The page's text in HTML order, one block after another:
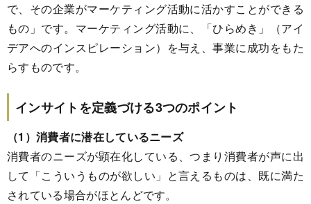
で、その企業がマーケティング活動に活かすことができる
もの」です。マーケティング活動に、「ひらめき」（アイ
デアへのインスピレーション）を与え、事業に成功をもた
らすものです。
インサイトを定義づける3つのポイント
（1）消費者に潜在しているニーズ
消費者のニーズが顕在化している、つまり消費者が声に出
して「こういうものが欲しい」と言えるものは、既に満た
されている場合がほとんどです。